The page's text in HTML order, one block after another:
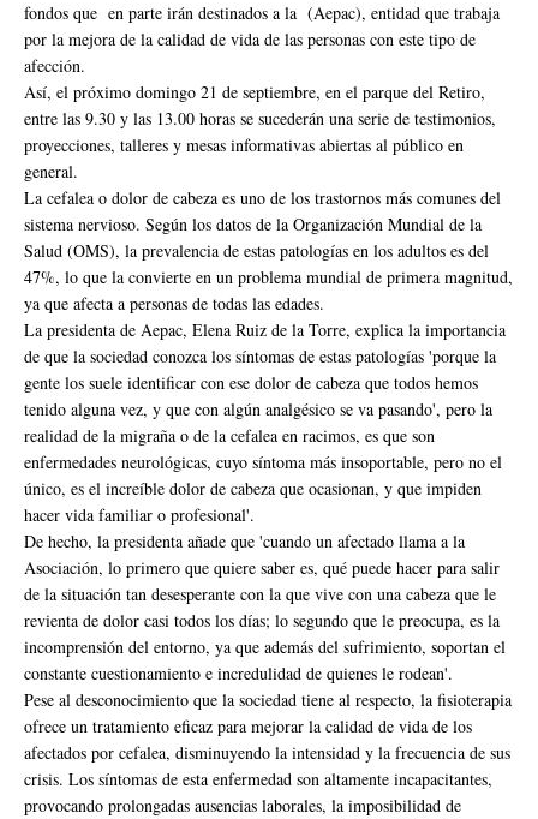
fondos que en parte irán destinados a la (Aepac), entidad que trabaja
por la mejora de la calidad de vida de las personas con este tipo de
afección.
Así, el próximo domingo 21 de septiembre, en el parque del Retiro,
entre las 9.30 y las 13.00 horas se sucederán una serie de testimonios,
proyecciones, talleres y mesas informativas abiertas al público en
general.
La cefalea o dolor de cabeza es uno de los trastornos más comunes del
sistema nervioso. Según los datos de la Organización Mundial de la
Salud (OMS), la prevalencia de estas patologías en los adultos es del
47%, lo que la convierte en un problema mundial de primera magnitud,
ya que afecta a personas de todas las edades.
La presidenta de Aepac, Elena Ruiz de la Torre, explica la importancia
de que la sociedad conozca los síntomas de estas patologías 'porque la
gente los suele identificar con ese dolor de cabeza que todos hemos
tenido alguna vez, y que con algún analgésico se va pasando', pero la
realidad de la migraña o de la cefalea en racimos, es que son
enfermedades neurológicas, cuyo síntoma más insoportable, pero no el
único, es el increíble dolor de cabeza que ocasionan, y que impiden
hacer vida familiar o profesional'.
De hecho, la presidenta añade que 'cuando un afectado llama a la
Asociación, lo primero que quiere saber es, qué puede hacer para salir
de la situación tan desesperante con la que vive con una cabeza que le
revienta de dolor casi todos los días; lo segundo que le preocupa, es la
incomprensión del entorno, ya que además del sufrimiento, soportan el
constante cuestionamiento e incredulidad de quienes le rodean'.
Pese al desconocimiento que la sociedad tiene al respecto, la fisioterapia
ofrece un tratamiento eficaz para mejorar la calidad de vida de los
afectados por cefalea, disminuyendo la intensidad y la frecuencia de sus
crisis. Los síntomas de esta enfermedad son altamente incapacitantes,
provocando prolongadas ausencias laborales, la imposibilidad de